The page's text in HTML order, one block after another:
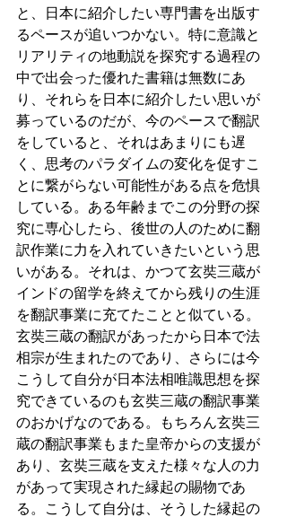
と、日本に紹介したい専門書を出版す
るペースが追いつかない。特に意識と
リアリティの地動説を探究する過程の
中で出会った優れた書籍は無数にあ
り、それらを日本に紹介したい思いが
募っているのだが、今のペースで翻訳
をしていると、それはあまりにも遅
く、思考のパラダイムの変化を促すこ
とに繋がらない可能性がある点を危惧
している。ある年齢までこの分野の探
究に専心したら、後世の人のために翻
訳作業に力を入れていきたいという思
いがある。それは、かつて玄奘三蔵が
インドの留学を終えてから残りの生涯
を翻訳事業に充てたことと似ている。
玄奘三蔵の翻訳があったから日本で法
相宗が生まれたのであり、さらには今
こうして自分が日本法相唯識思想を探
究できているのも玄奘三蔵の翻訳事業
のおかげなのである。もちろん玄奘三
蔵の翻訳事業もまた皇帝からの支援が
あり、玄奘三蔵を支えた様々な人の力
があって実現された縁起の賜物であ
る。こうして自分は、そうした縁起の